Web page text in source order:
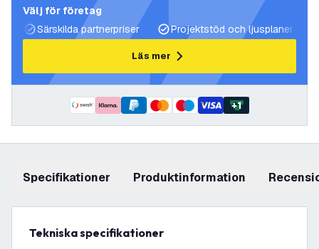
Välj för företag
Särskilda partnerpriser
Projektstöd och ljusplaner
Läs mer
+1
Specifikationer produktinformation
Tekniska specifikationer